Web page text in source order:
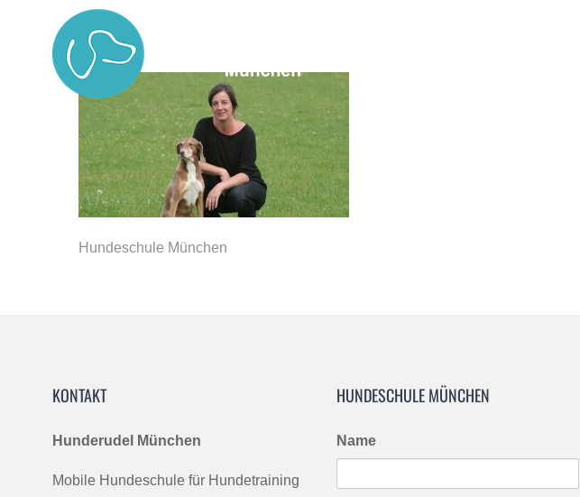
springen
Hundeschule München
KONTAKT
Hunderudel München
Mobile Hundeschule für Hundetraining
HUNDESCHULE MÜNCHEN
Name